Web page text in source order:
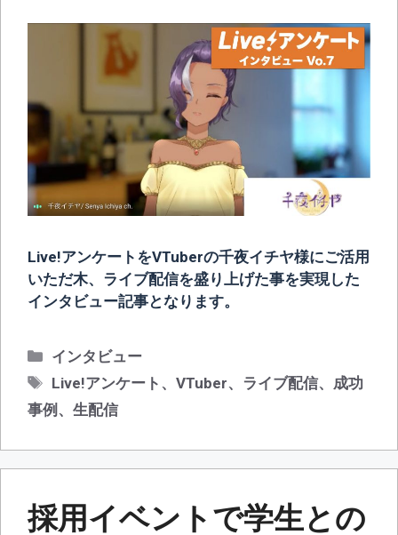
Live!アンケートをVTuberの千夜イチヤ様にご活用
いただ木、ライブ配信を盛り上げた事を実現した
インタビュー記事となります。
カ
テ
リ
インタビュー
タ
グ
Live!アンケート 、VTuber、 ライブ配信、 成功
事例 、 生配信
採用イベントで学生との